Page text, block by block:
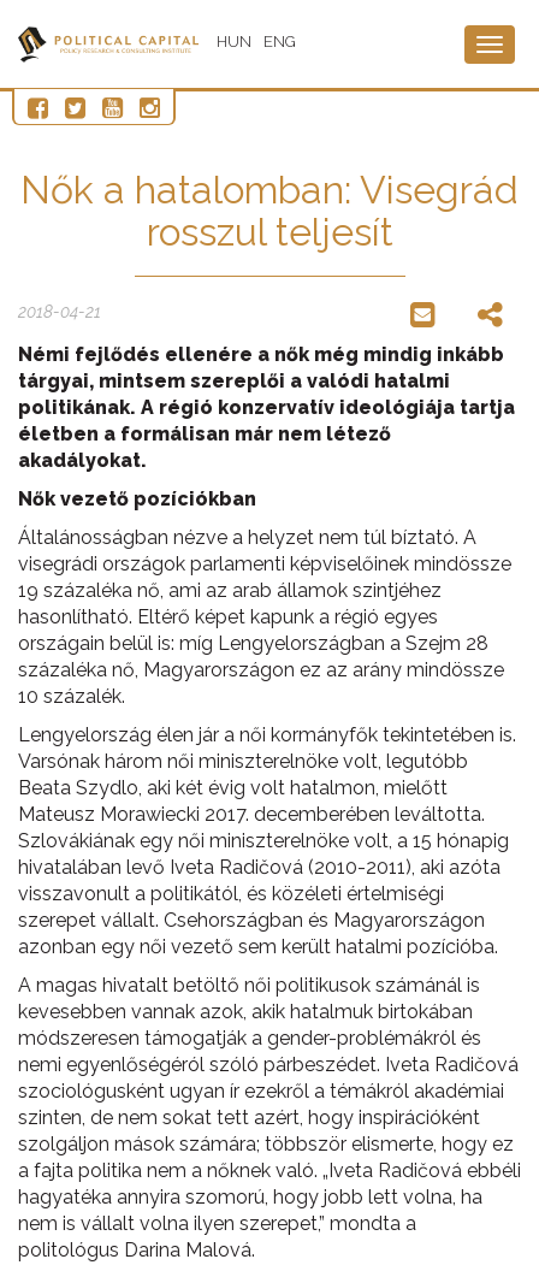
HUN ENG
Nők a hatalomban: Visegrád
rosszul teljesít
2018-04-21
Némi fejlődés ellenére a nők még mindig inkább
tárgyai, mintsem szereplői a valódi hatalmi
politikának. A régió konzervatív ideológiája tartja
életben a formálisan már nem létező
akadályokat.
Nők vezető pozíciókban
Általánosságban nézve a helyzet nem túl bíztató. A
visegrádi országok parlamenti képviselőinek mindössze
19 százaléka nő, ami az arab államok szintjéhez
hasonlítható. Eltérő képet kapunk a régió egyes
országain belül is: míg Lengyelországban a Szejm 28
százaléka nő, Magyarországon ez az arány mindössze
10 százalék.
Lengyelország élen jár a női kormányfők tekintetében is.
Varsónak három női miniszterelnöke volt, legutóbb
Beata Szydlo, aki két évig volt hatalmon, mielőtt
Mateusz Morawiecki 2017. decemberében leváltotta.
Szlovákiának egy női miniszterelnöke volt, a 15 hónapig
hivatalában levő Iveta Radičová (2010-2011), aki azóta
visszavonult a politikától, és közéleti értelmiségi
szerepet vállalt. Csehországban és Magyarországon
azonban egy női vezető sem került hatalmi pozícióba.
A magas hivatalt betöltő női politikusok számánál is
kevesebben vannak azok, akik hatalmuk birtokában
módszeresen támogatják a gender-problémákról és
nemi egyenlőségéról szóló párbeszédet. Iveta Radičová
szociológusként ugyan ír ezekről a témákról akadémiai
szinten, de nem sokat tett azért, hogy inspirációként
szolgáljon mások számára; többször elismerte, hogy ez
a fajta politika nem a nőknek való. „Iveta Radičová ebbéli
hagyatéka annyira szomorú, hogy jobb lett volna, ha
nem is vállalt volna ilyen szerepet,” mondta a
politológus Darina Malová.